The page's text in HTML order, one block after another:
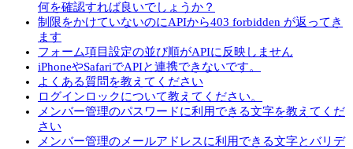
何を確認すれば良いでしょうか？
制限をかけていないのにAPIから403 forbidden が返ってき
ます
フォーム項目設定の並び順がAPIに反映しません
iPhoneやSafariでAPIと連携できないです。
よくある質問を教えてください
ログインロックについて教えてください。
メンバー管理のパスワードに利用できる文字を教えてくだ
さい
メンバー管理のメールアドレスに利用できる文字とバリデ